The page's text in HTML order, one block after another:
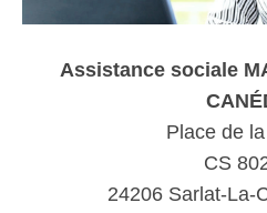
Assistance sociale
Place de
CS
24206 Sarlat-La-